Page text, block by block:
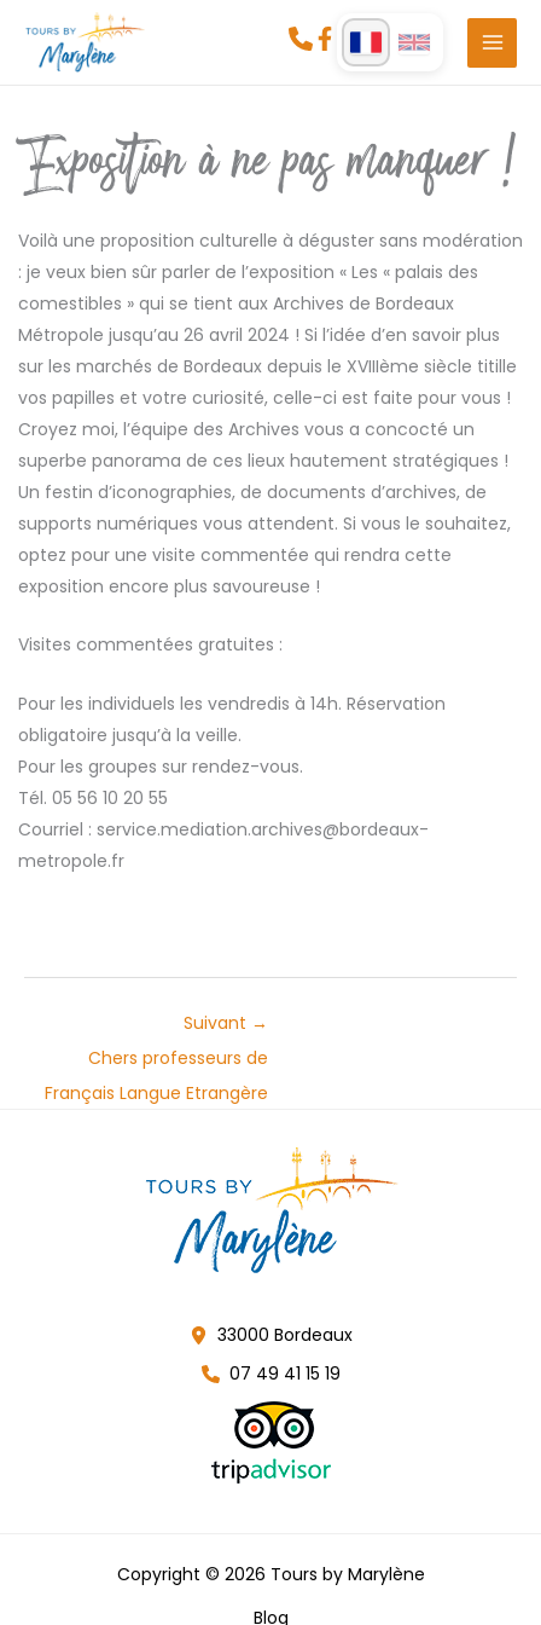
contenu
Exposition à ne pas manquer !
Voilà une proposition culturelle à déguster sans modération
: je veux bien sûr parler de l’exposition « Les « palais des
comestibles » qui se tient aux Archives de Bordeaux
Métropole jusqu’au 26 avril 2024 ! Si l’idée d’en savoir plus
sur les marchés de Bordeaux depuis le XVIIIème siècle titille
vos papilles et votre curiosité, celle-ci est faite pour vous !
Croyez moi, l’équipe des Archives vous a concocté un
superbe panorama de ces lieux hautement stratégiques !
Un festin d’iconographies, de documents d’archives, de
supports numériques vous attendent. Si vous le souhaitez,
optez pour une visite commentée qui rendra cette
exposition encore plus savoureuse !
Visites commentées gratuites :
Pour les individuels les vendredis à 14h. Réservation
obligatoire jusqu’à la veille.
Pour les groupes sur rendez-vous.
Tél. 05 56 10 20 55
Courriel : service.mediation.archives@bordeaux-
metropole.fr
Suivant →
Chers professeurs de
Français Langue Etrangère
33000 Bordeaux
07 49 41 15 19
Copyright © 2026 Tours by Marylène
Blog